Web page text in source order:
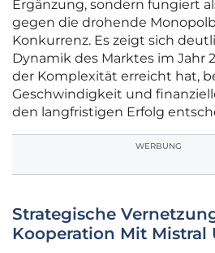
Ergänzung, sondern fungiert
gegen die drohende
Konkurrenz. Es zeigt sich
Dynamik des Marktes im Jahr
der Komplexität erreicht hat,
Geschwindigkeit und
den langfristigen Erfolg
WERBUNG
Strategische
Kooperation Mit Mistral